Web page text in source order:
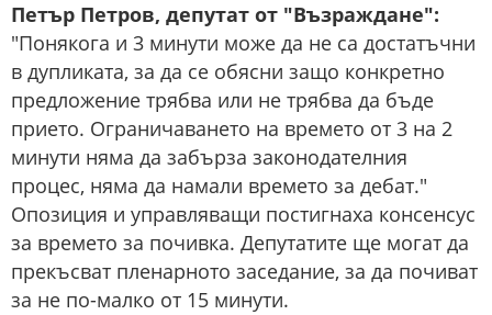
Петър Петров, депутат от "Възраждане":
"Понякога и 3 минути може да не са достатъчни
в дупликата, за да се обясни защо конкретно
предложение трябва или не трябва да бъде
прието. Ограничаването на времето от 3 на 2
минути няма да забърза законодателния
процес, няма да намали времето за дебат."
Опозиция и управляващи постигнаха консенсус
за времето за почивка. Депутатите ще могат да
прекъсват пленарното заседание, за да почиват
за не по-малко от 15 минути.